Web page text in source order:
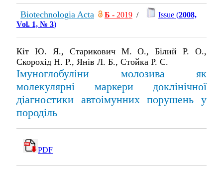
Biotechnologia Acta Б - 2019 / Issue (2008,
Vol. 1, № 3)
Кіт Ю. Я., Старикович М. О., Білий Р. О.,
Скорохід Н. Р., Янів Л. Б., Стойка Р. С.
Імуноглобуліни молозива як
молекулярні маркери доклінічної
діагностики автоімунних порушень у
породіль
PDF